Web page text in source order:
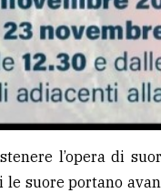
l’opera di
le suore portano